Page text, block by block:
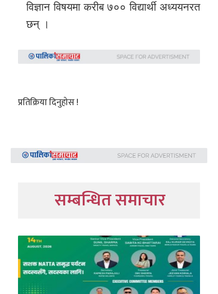
विज्ञान विषयमा करीब ७०० विद्यार्थी अध्ययनरत
छन् ।
प्रतिक्रिया दिनुहोस !
सम्बन्धित समाचार